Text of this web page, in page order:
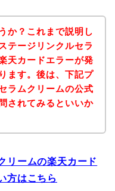
か？これまで説明し
テージリンクルセラ
天カードエラーが発
ます。後は、下記プ
ラムクリームの公式
されてみるといいか
リームの楽天カード
方はこちら